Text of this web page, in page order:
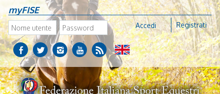
myFISE
Accedi Registrati